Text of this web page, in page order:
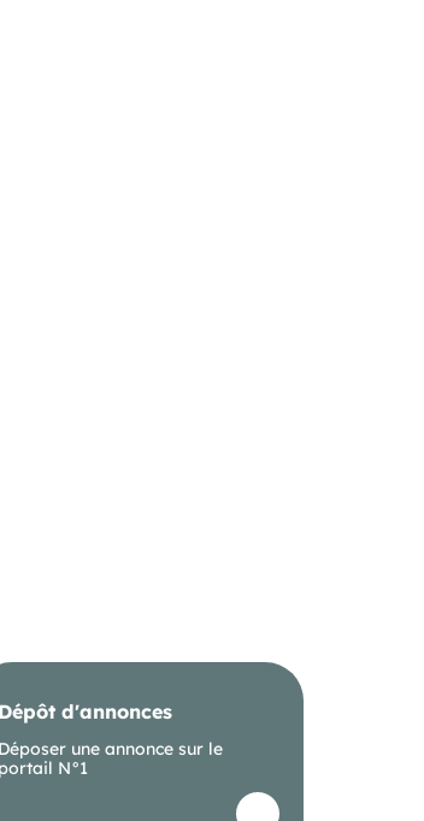
Dépôt d'annonces
Déposer une annonce sur le
portail N°1